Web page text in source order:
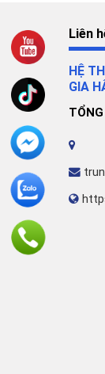
Liên
HỆ
GIA